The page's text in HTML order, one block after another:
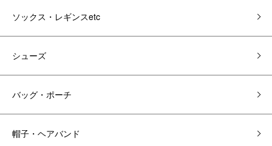
ソックス・レギンスetc
シューズ
バッグ・ポーチ
帽子・ヘアバンド